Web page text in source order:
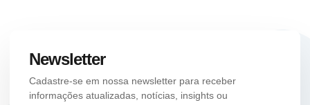
Newsletter
Cadastre-se em nossa newsletter para receber
informações atualizadas, notícias, insights ou